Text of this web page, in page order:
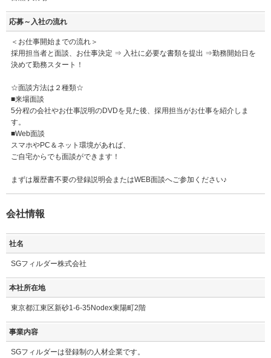
応募～入社の流れ
＜お仕事開始までの流れ＞
採用担当者と面談、お仕事決定 ⇒ 入社に必要な書類を提出 ⇒勤務開始日を
決めて勤務スタート！
☆面談方法は２種類☆
■来場面談
5分程の会社やお仕事説明のDVDを見た後、採用担当がお仕事を紹介しま
す。
■Web面談
スマホやPC＆ネット環境があれば、
ご自宅からでも面談ができます！
まずは履歴書不要の登録説明会またはWEB面談へご参加ください♪
会社情報
社名
SGフィルダー株式会社
本社所在地
東京都江東区新砂1-6-35Nodex東陽町2階
事業内容
SGフィルダーは登録制の人材企業です。